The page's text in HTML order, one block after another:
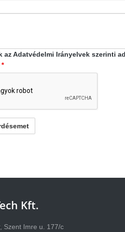
az Adatvédelmi Irányelvek szerinti
*
Kft.
Szent Imre u. 177/c